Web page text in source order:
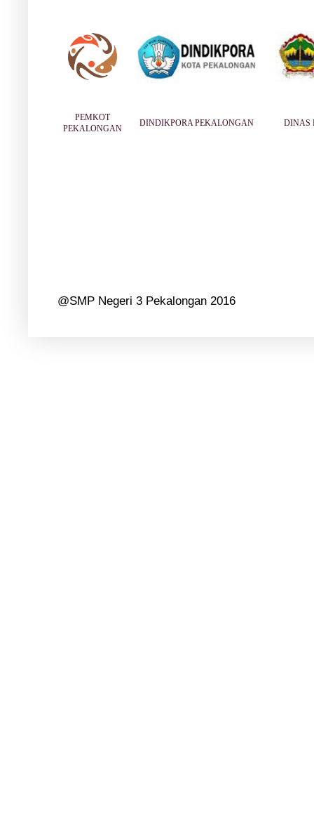
PEMKOT
PEKALONGAN
DINDIKPORA PEKALONGAN DINAS
@SMP Negeri 3 Pekalongan 2016